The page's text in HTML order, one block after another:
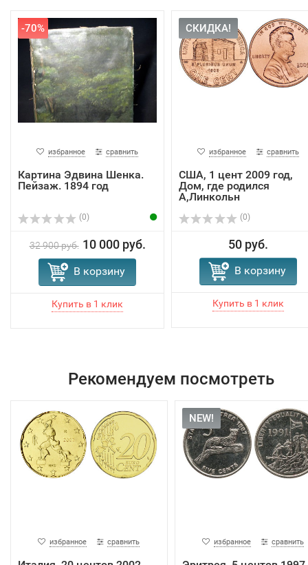
-70%
избранное сравнить
Картина Эдвина Шенка.
Пейзаж. 1894 год
(0)
32 900 руб. 10 000 руб.
В корзину
СКИДКА!
избранное сравнить
США, 1 цент 2009 год,
Дом, где родился
А,Линкольн
(0)
50 руб.
В корзину
Рекомендуем посмотреть
избранное сравнить
NEW!
избранное сравнить